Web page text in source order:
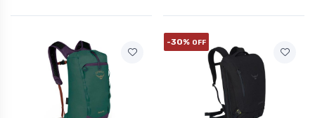
-30% OFF